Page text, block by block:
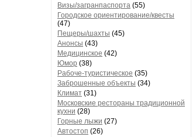
Визы/загранпаспорта (55)
Городское ориентирование/квесты
(47)
Пещеры/шахты (45)
Анонсы (43)
Медицинское (42)
Юмор (38)
Рабоче-туристическое (35)
Заброшенные объекты (34)
Климат (31)
Московские рестораны традиционной
кухни (28)
Горные лыжи (27)
Автостоп (26)